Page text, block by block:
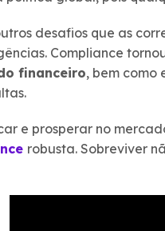
desafios que as
Compliance
financeiro, bem como
e prosperar no
robusta. Sobreviver